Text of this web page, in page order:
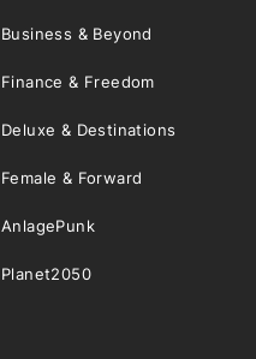
Business & Beyond
Finance & Freedom
Deluxe & Destinations
Female & Forward
AnlagePunk
Planet2050